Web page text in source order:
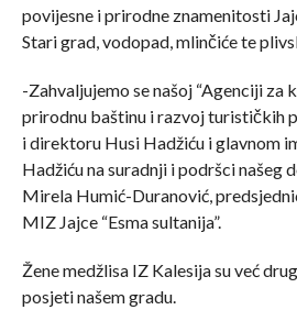
povijesne i prirodne znamenitosti
Stari grad, vodopad, mlinčiće te
-Zahvaljujemo se našoj “Agenciji za
prirodnu baštinu i razvoj turističkih
i direktoru Husi Hadžiću i glavnom
Hadžiću na suradnji i podršci našeg
Mirela Humić-Duranović,
MIZ Jajce “Esma sultanija”.
Žene medžlisa IZ Kalesija su već
posjeti našem gradu.